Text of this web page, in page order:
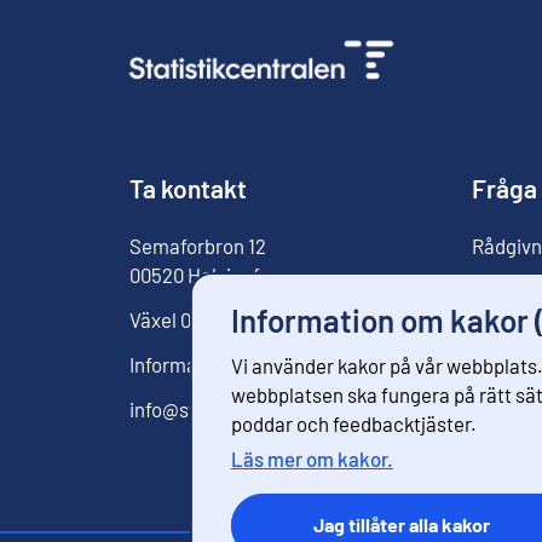
Information om kakor
Vi använder kakor på vår
webbplatsen ska fungera på rätt
poddar och feedbacktjäster.
Läs mer om kakor.
Jag tillåter alla kakor
Ta kontakt
Semaforbron 12
00520 Helsingfors
Växel 029 551 1000
Informationstjänst029 551 2220
info@stat.fi
Fråga